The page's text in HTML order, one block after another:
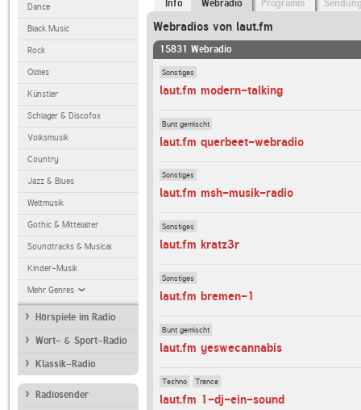
Dance
Black Music
Rock
Oldies
Künstler
Schlager & Discofox
Volksmusik
Country
Jazz & Blues
Weltmusik
Gothic & Mittelalter
Soundtracks & Musical
Kinder-Musik
Mehr Genres
Hörspiele im Radio
Wort- & Sport-Radio
Klassik-Radio
Radiosender
Info Webradio Programm
Webradios von laut.fm
15831 Webradio
Sonstiges
laut.fm modern-talking
Bunt gemischt
laut.fm querbeet-webradio
Sonstiges
laut.fm msh-musik-radio
Sonstiges
laut.fm kratz3r
Sonstiges
laut.fm bremen-1
Bunt gemischt
laut.fm yeswecannabis
Techno Trance
laut.fm 1-dj-ein-sound